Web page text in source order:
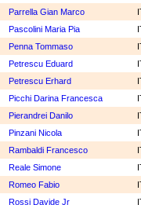
Parrella Gian Marco
Pascolini Maria Pia
Penna Tommaso
Petrescu Eduard
Petrescu Erhard
Picchi Darina Francesca
Pierandrei Danilo
Pinzani Nicola
Rambaldi Francesco
Reale Simone
Romeo Fabio
Rossi Davide Jr